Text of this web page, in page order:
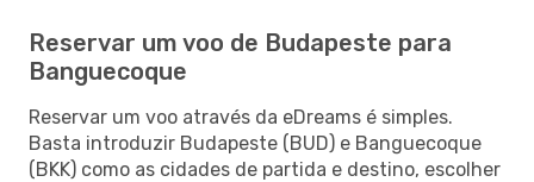
Reservar um voo de Budapeste para
Banguecoque
Reservar um voo através da eDreams é simples.
Basta introduzir Budapeste (BUD) e Banguecoque
(BKK) como as cidades de partida e destino, escolher